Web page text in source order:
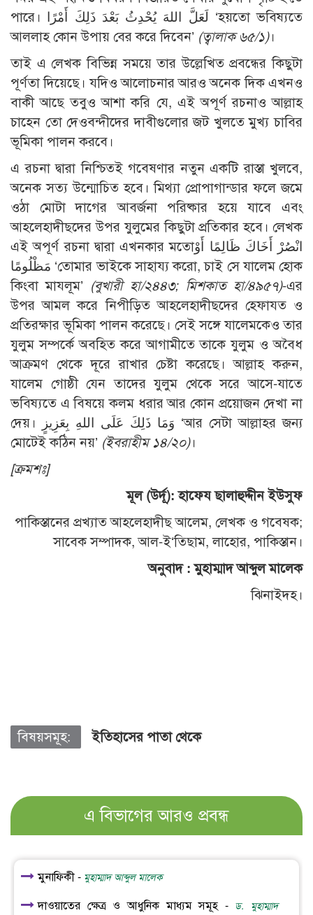
পারে। لَعَلَّ اللهَ يُحْدِثُ بَعْدَ ذَلِكَ أَمْرًا ‘হয়তো ভবিষ্যতে
আললাহ কোন উপায় বের করে দিবেন’ (ত্বালাক ৬৫/১)।
তাই এ লেখক বিভিন্ন সময়ে তার উল্লেখিত প্রবন্ধের কিছুটা
পূর্ণতা দিয়েছে। যদিও আলোচনার আরও অনেক দিক এখনও
বাকী আছে তবুও আশা করি যে, এই অপূর্ণ রচনাও আল্লাহ
চাহেন তো দেওবন্দীদের দাবীগুলোর জট খুলতে মুখ্য চাবির
ভূমিকা পালন করবে।
এ রচনা দ্বারা নিশ্চিতই গবেষণার নতুন একটি রাস্তা খুলবে,
অনেক সত্য উন্মোচিত হবে। মিথ্যা প্রোপাগান্ডার ফলে জমে
ওঠা মোটা দাগের আবর্জনা পরিষ্কার হয়ে যাবে এবং
আহলেহাদীছদের উপর যুলুমের কিছুটা প্রতিকার হবে। লেখক
এই অপূর্ণ রচনা দ্বারা এখনকার মতোانْصُرْ أَخَاكَ ظَالِمًا أَوْ
مَظْلُومًا ‘তোমার ভাইকে সাহায্য করো, চাই সে যালেম হোক
কিংবা মাযলূম’ (বুখারী হা/২৪৪৩; মিশকাত হা/৪৯৫৭)-এর
উপর আমল করে নিপীড়িত আহলেহাদীছদের হেফাযত ও
প্রতিরক্ষার ভূমিকা পালন করেছে। সেই সঙ্গে যালেমকেও তার
যুলুম সম্পর্কে অবহিত করে আগামীতে তাকে যুলুম ও অবৈধ
আক্রমণ থেকে দূরে রাখার চেষ্টা করেছে। আল্লাহ করুন,
যালেম গোষ্ঠী যেন তাদের যুলুম থেকে সরে আসে-যাতে
ভবিষ্যতে এ বিষয়ে কলম ধরার আর কোন প্রয়োজন দেখা না
দেয়। وَمَا ذَلِكَ عَلَى اللهِ بِعَزِيزٍ ‘আর সেটা আল্লাহর জন্য
মোটেই কঠিন নয়’ (ইবরাহীম ১৪/২০)।
[ক্রমশঃ]
মূল (উর্দূ): হাফেয ছালাহুদ্দীন ইউসুফ
পাকিস্তানের প্রখ্যাত আহলেহাদীছ আলেম, লেখক ও গবেষক;
সাবেক সম্পাদক, আল-ই‘তিছাম, লাহোর, পাকিস্তান।
অনুবাদ : মুহাম্মাদ আব্দুল মালেক
ঝিনাইদহ।
বিষয়সমূহ: ইতিহাসের পাতা থেকে
এ বিভাগের আরও প্রবন্ধ
মুনাফিকী - মুহাম্মাদ আব্দুল মালেক
দাওয়াতের ক্ষেত্র ও আধুনিক মাধ্যম সমূহ - ড. মুহাম্মাদ